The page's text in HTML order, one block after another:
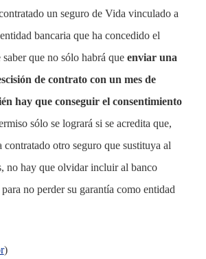
un seguro de Vida vinculado a
bancaria que ha concedido el
que no sólo habrá que enviar una
de contrato con un mes de
hay que conseguir el consentimiento
sólo se logrará si se acredita que,
contratado otro seguro que sustituya al
no hay que olvidar incluir al banco
no perder su garantía como entidad
)
Mapa del Sitio
Siniestros
Todos los Seguros
Particulares
Otros Seguros
FAQs
UK
RU
Siniestros
FAQs
Noticias